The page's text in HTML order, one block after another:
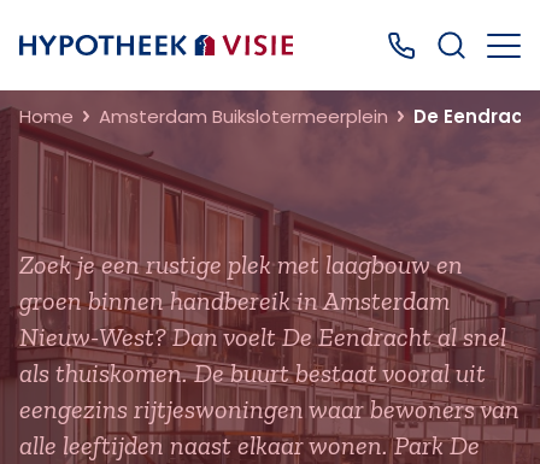
Terug naar home Bel ons: 0499
Home Amsterdam Buikslotermeerplein De
Zoek je een rustige plek met laagbouw en
groen binnen handbereik in Amsterdam
Nieuw-West? Dan voelt De Eendracht al snel
als thuiskomen. De buurt bestaat vooral uit
eengezins rijtjeswoningen waar bewoners van
alle leeftijden naast elkaar wonen. Park De